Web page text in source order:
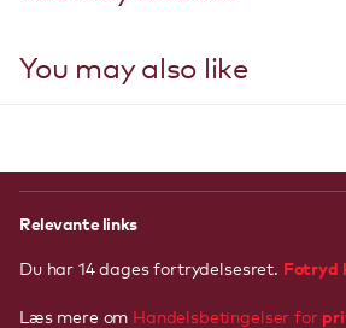
You may also like
Relevante links
Du har 14 dages fortrydelsesret. Fotryd
Læs mere om Handelsbetingelser for